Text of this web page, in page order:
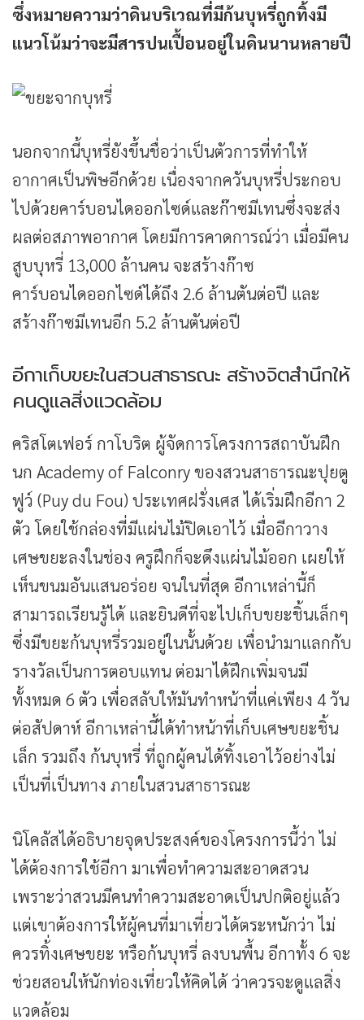
ซึ่งหมายความว่าดินบริเวณที่มีก้นบุหรี่ถูกทิ้งมี
แนวโน้มว่าจะมีสารปนเปื้อนอยู่ในดินนานหลายปี
นอกจากนี้บุหรี่ยังขึ้นชื่อว่าเป็นตัวการที่ทำให้
อากาศเป็นพิษอีกด้วย เนื่องจากควันบุหรี่ประกอบ
ไปด้วยคาร์บอนไดออกไซด์และก๊าซมีเทนซึ่งจะส่ง
ผลต่อสภาพอากาศ โดยมีการคาดการณ์ว่า เมื่อมีคน
สูบบุหรี่ 13,000 ล้านคน จะสร้างก๊าซ
คาร์บอนไดออกไซด์ได้ถึง 2.6 ล้านตันต่อปี และ
สร้างก๊าซมีเทนอีก 5.2 ล้านตันต่อปี
อีกาเก็บขยะในสวนสาธารณะ สร้างจิตสำนึกให้
คนดูแลสิ่งแวดล้อม
คริสโตเฟอร์ กาโบริต ผู้จัดการโครงการสถาบันฝึก
นก Academy of Falconry ของสวนสาธารณะปุยตู
ฟูว์ (Puy du Fou) ประเทศฝรั่งเศส ได้เริ่มฝึกอีกา 2
ตัว โดยใช้กล่องที่มีแผ่นไม้ปิดเอาไว้ เมื่ออีกาวาง
เศษขยะลงในช่อง ครูฝึกก็จะดึงแผ่นไม้ออก เผยให้
เห็นขนมอันแสนอร่อย จนในที่สุด อีกาเหล่านี้ก็
สามารถเรียนรู้ได้ และยินดีที่จะไปเก็บขยะชิ้นเล็กๆ
ซึ่งมีขยะก้นบุหรี่รวมอยู่ในนั้นด้วย เพื่อนำมาแลกกับ
รางวัลเป็นการตอบแทน ต่อมาได้ฝึกเพิ่มจนมี
ทั้งหมด 6 ตัว เพื่อสลับให้มันทำหน้าที่แค่เพียง 4 วัน
ต่อสัปดาห์ อีกาเหล่านี้ได้ทำหน้าที่เก็บเศษขยะชิ้น
เล็ก รวมถึง ก้นบุหรี่ ที่ถูกผู้คนได้ทิ้งเอาไว้อย่างไม่
เป็นที่เป็นทาง ภายในสวนสาธารณะ
นิโคลัสได้อธิบายจุดประสงค์ของโครงการนี้ว่า ไม่
ได้ต้องการใช้อีกา มาเพื่อทำความสะอาดสวน
เพราะว่าสวนมีคนทำความสะอาดเป็นปกติอยู่แล้ว
แต่เขาต้องการให้ผู้คนที่มาเที่ยวได้ตระหนักว่า ไม่
ควรทิ้่งเศษขยะ หรือก้นบุหรี่ ลงบนพื้น อีกาทั้ง 6 จะ
ช่วยสอนให้นักท่องเที่ยวให้คิดได้ ว่าควรจะดูแลสิ่ง
แวดล้อม